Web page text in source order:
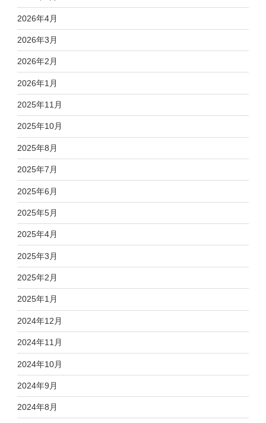
2026年4月
2026年3月
2026年2月
2026年1月
2025年11月
2025年10月
2025年8月
2025年7月
2025年6月
2025年5月
2025年4月
2025年3月
2025年2月
2025年1月
2024年12月
2024年11月
2024年10月
2024年9月
2024年8月